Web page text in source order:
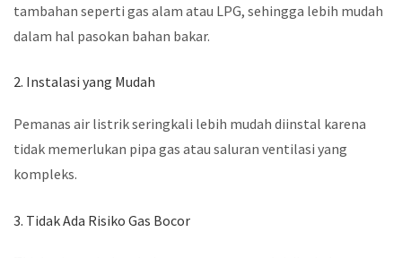
tambahan seperti gas alam atau LPG, sehingga lebih mudah
dalam hal pasokan bahan bakar.
2. Instalasi yang Mudah
Pemanas air listrik seringkali lebih mudah diinstal karena
tidak memerlukan pipa gas atau saluran ventilasi yang
kompleks.
3. Tidak Ada Risiko Gas Bocor